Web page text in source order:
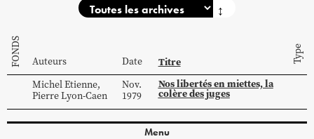
↕
FONDS Auteurs Date Titre Type
MichelEtienne,
PierreLyon-Caen
Nov.
1979
Nos libertés en miettes, la
colère des juges
Menu